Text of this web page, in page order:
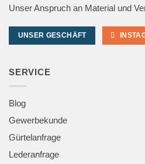
Unser Anspruch an Material und
UNSER GESCHÄFT
SERVICE
Blog
Gewerbekunde
Gürtelanfrage
Lederanfrage